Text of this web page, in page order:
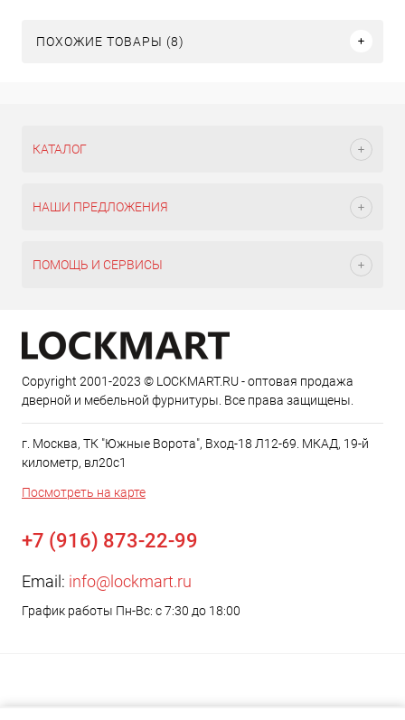
ПОХОЖИЕ ТОВАРЫ (8)
КАТАЛОГ
НАШИ ПРЕДЛОЖЕНИЯ
ПОМОЩЬ И СЕРВИСЫ
Copyright 2001-2023 © LOCKMART.RU - оптовая продажа
дверной и мебельной фурнитуры. Все права защищены.
г. Москва, ТК "Южные Ворота", Вход-18 Л12-69. МКАД, 19-й
километр, вл20с1
Посмотреть на карте
+7 (916) 873-22-99
Email: info@lockmart.ru
График работы Пн-Вс: с 7:30 до 18:00